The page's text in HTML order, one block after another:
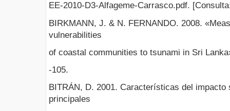
EE-2010-D3-Alfageme-Carrasco.pdf.
BIRKMANN, J. & N. FERNANDO. 2008.
vulnerabilities
of coastal communities to tsunami in Sri
-105.
BITRÁN, D. 2001. Características del impacto
principales